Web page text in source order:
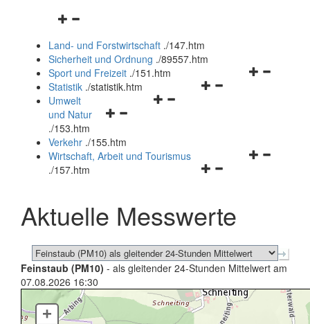
Navigationsmenü
und
schließen
Land- und Forstwirtschaft ./147.htm
Sicherheit und Ordnung ./89557.htm
Navigationsmenü
Sport und Freizeit ./151.htm
Navigationsmenü
Statistik ./statistik.htm
Navigationsmenü
und
schließen
Umwelt
und Natur
./153.htm
Verkehr ./155.htm
Navigationsmenü
schließen
Wirtschaft, Arbeit und Tourismus
./157.htm
Aktuelle Messwerte
Feinstaub (PM10) - als gleitender 24-Stunden Mittelwert am
07.08.2026 16:30
+